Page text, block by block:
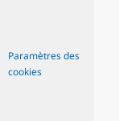
Paramètres des
cookies